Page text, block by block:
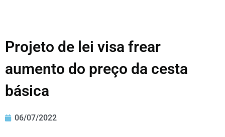
Projeto de lei visa frear
aumento do preço da cesta
básica
06/07/2022